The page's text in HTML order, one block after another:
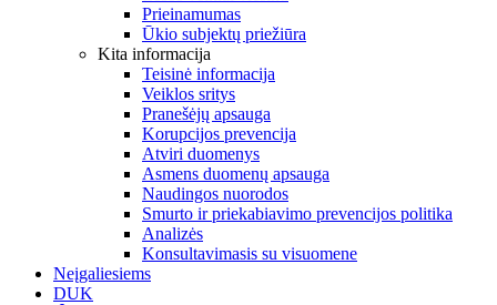
Prieinamumas
Ūkio subjektų priežiūra
Kita informacija
Teisinė informacija
Veiklos sritys
Pranešėjų apsauga
Korupcijos prevencija
Atviri duomenys
Asmens duomenų apsauga
Naudingos nuorodos
Smurto ir priekabiavimo prevencijos politika
Analizės
Konsultavimasis su visuomene
Neįgaliesiems
DUK